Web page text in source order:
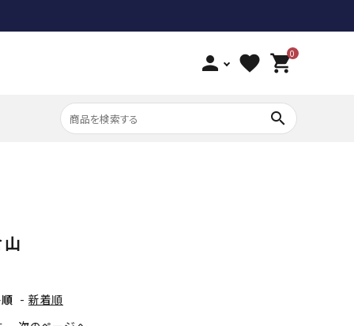
person favorite 0
shopping_cart
search
- 新着順